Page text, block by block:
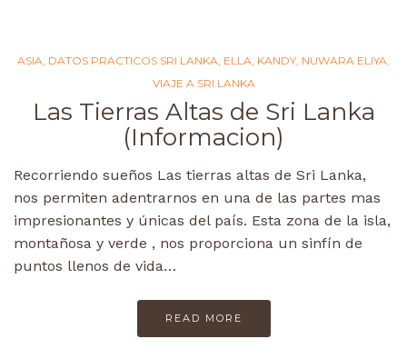
ASIA, DATOS PRACTICOS SRI LANKA, ELLA, KANDY, NUWARA ELIYA,
VIAJE A SRI LANKA
Las Tierras Altas de Sri Lanka
(Informacion)
Recorriendo sueños Las tierras altas de Sri Lanka,
nos permiten adentrarnos en una de las partes mas
impresionantes y únicas del país. Esta zona de la isla,
montañosa y verde , nos proporciona un sinfín de
puntos llenos de vida…
READ MORE